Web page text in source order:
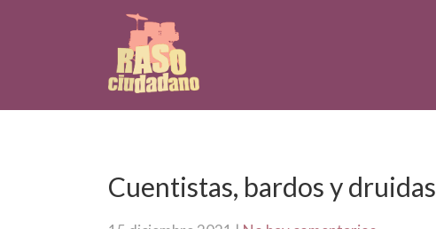
Cuentistas, bardos y druidas